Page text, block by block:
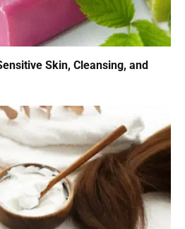
Skin, Cleansing, and